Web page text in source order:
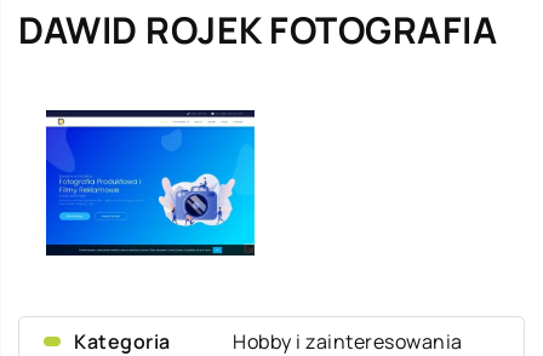
DAWID ROJEK FOTOGRAFIA
Kategoria
Hobby i zainteresowania